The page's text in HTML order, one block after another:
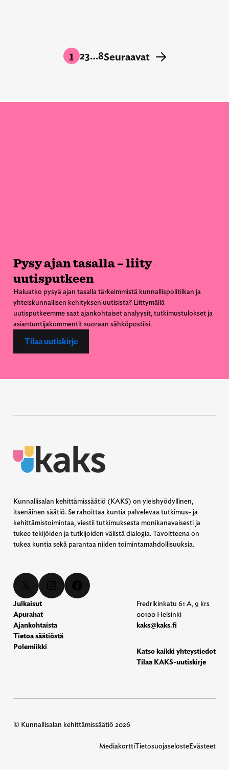
1 23…8Seuraavat →
Pysy ajan tasalla – liity
uutisputkeen
Haluatko pysyä ajan tasalla tärkeimmistä kunnallispolitiikan ja
yhteiskunnallisen kehityksen uutisista? Liittymällä
uutisputkeemme saat ajankohtaiset analyysit, tutkimustulokset ja
asiantuntijakommentit suoraan sähköpostiisi.
Tilaa uutiskirje
Kunnallisalan kehittämissäätiö (KAKS) on yleishyödyllinen,
itsenäinen säätiö. Se rahoittaa kuntia palvelevaa tutkimus- ja
kehittämistoimintaa, viestii tutkimuksesta monikanavaisesti ja
tukee tekijöiden ja tutkijoiden välistä dialogia. Tavoitteena on
tukea kuntia sekä parantaa niiden toimintamahdollisuuksia.
X Instagram Facebook
Julkaisut
Apurahat
Ajankohtaista
Tietoa säätiöstä
Polemiikki
Fredrikinkatu 61 A, 9 krs
00100 Helsinki
kaks@kaks.fi
Katso kaikki yhteystiedot
Tilaa KAKS-uutiskirje
© Kunnallisalan kehittämissäätiö 2026
MediakorttiTietosuojaselosteEvästeet